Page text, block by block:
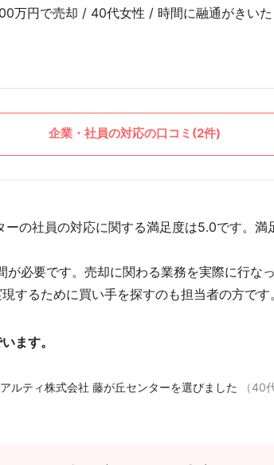
万円で売却 / 40代女性 / 時間に融通がきい
企業・社員の対応の口コミ(2件)
の社員の対応に関する満足度は5.0です。満
必要です。売却に関わる業務を実際に行な
するために買い手を探すのも担当者の方です
ます。
ルティ株式会社 藤が丘センターを選びました （40